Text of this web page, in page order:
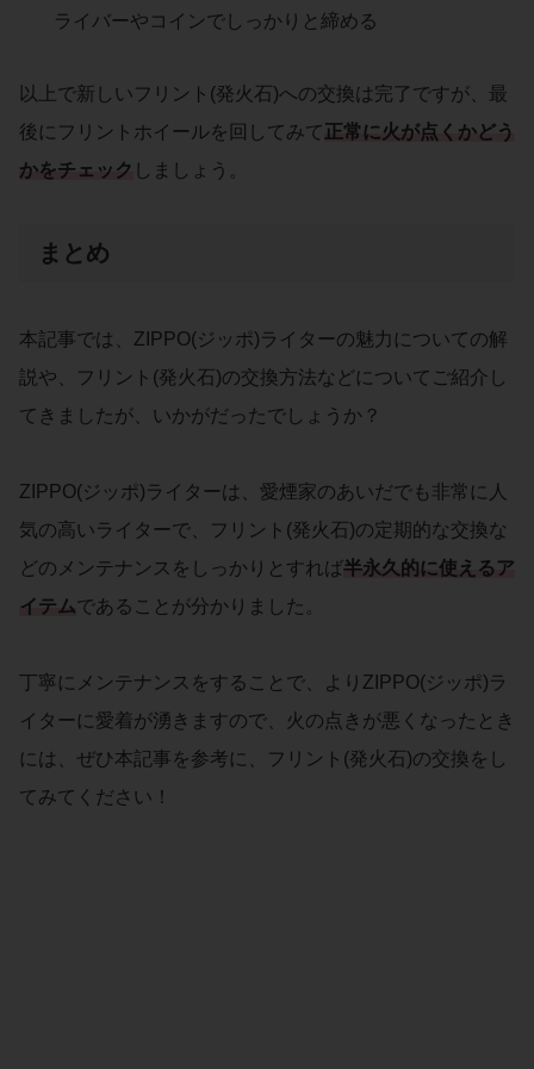
ライバーやコインでしっかりと締める
以上で新しいフリント(発火石)への交換は完了ですが、最
後にフリントホイールを回してみて正常に火が点くかどう
かをチェック しましょう。
まとめ
本記事では、ZIPPO(ジッポ)ライターの魅力についての解
説や、フリント(発火石)の交換方法などについてご紹介し
てきましたが、いかがだったでしょうか？
ZIPPO(ジッポ)ライターは、愛煙家のあいだでも非常に人
気の高いライターで、フリント(発火石)の定期的な交換な
どのメンテナンスをしっかりとすれば半永久的に使えるア
イテムであることが分かりました。
丁寧にメンテナンスをすることで、よりZIPPO(ジッポ)ラ
イターに愛着が湧きますので、火の点きが悪くなったとき
には、ぜひ本記事を参考に、フリント(発火石)の交換をし
てみてください！